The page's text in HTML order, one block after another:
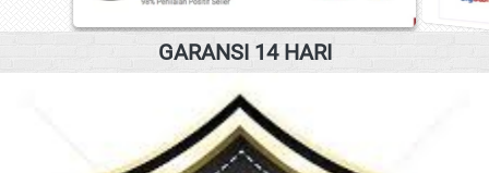
GARANSI 14 HARI